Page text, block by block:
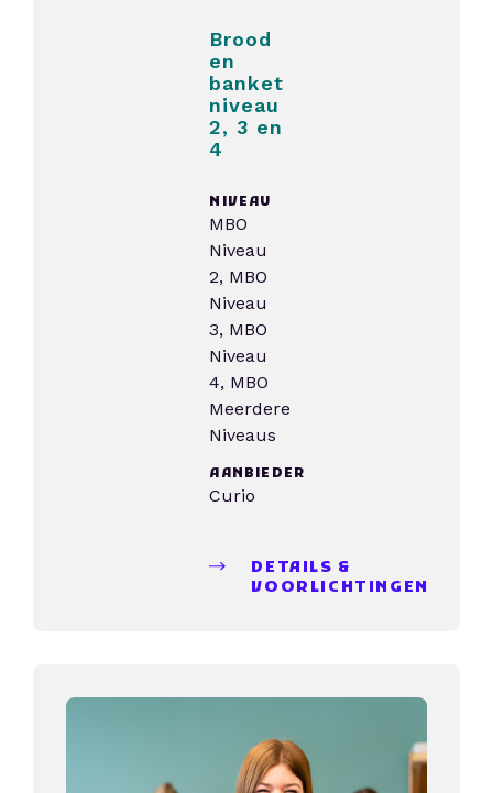
Brood
en
banket
niveau
2, 3 en
4
NIVEAU
MBO
Niveau
2, MBO
Niveau
3, MBO
Niveau
4, MBO
Meerdere
Niveaus
AANBIEDER
Curio
DETAILS &
VOORLICHTINGEN